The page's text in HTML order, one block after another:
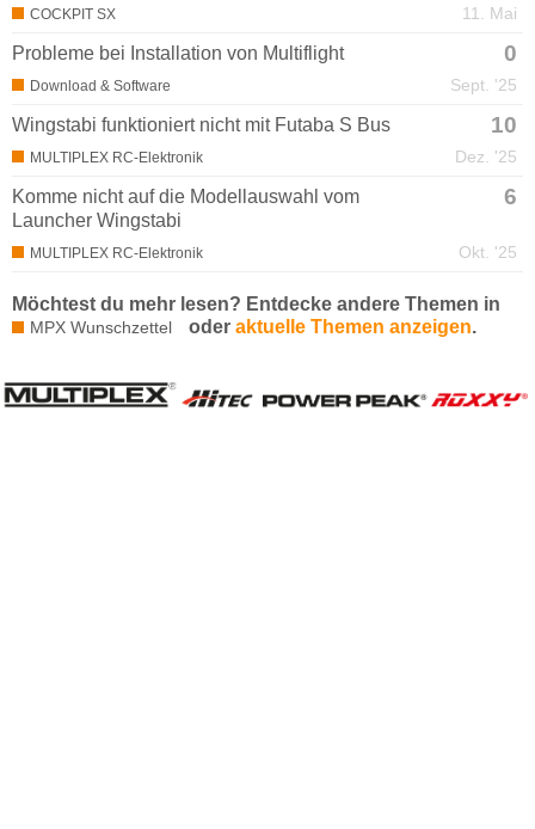
11. Mai
COCKPIT SX
Probleme bei Installation von Multiflight 0
Sept. '25
Download & Software
Wingstabi funktioniert nicht mit Futaba S Bus 10
Dez. '25
MULTIPLEX RC-Elektronik
Komme nicht auf die Modellauswahl vom
Launcher Wingstabi
6
Okt. '25
MULTIPLEX RC-Elektronik
Möchtest du mehr lesen? Entdecke andere Themen in
MPX Wunschzettel oder aktuelle Themen anzeigen